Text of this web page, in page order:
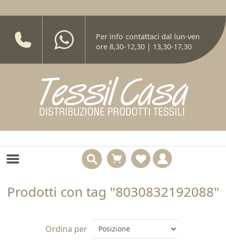
Per info contattaci dal lun-ven
ore 8,30-12,30 | 13,30-17,30
Prodotti con tag "8030832192088"
Ordina per